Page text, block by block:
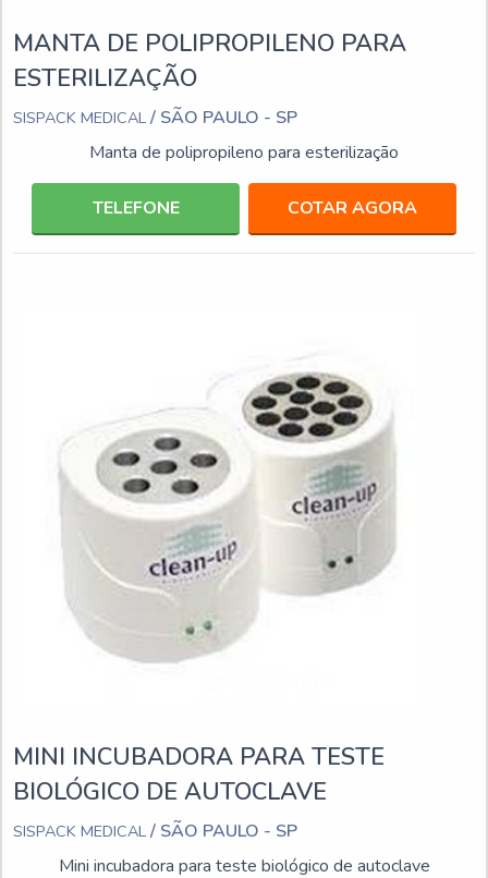
MANTA DE POLIPROPILENO PARA
ESTERILIZAÇÃO
SISPACK MEDICAL / SÃO PAULO - SP
Manta de polipropileno para esterilização
TELEFONE COTAR AGORA
MINI INCUBADORA PARA TESTE
BIOLÓGICO DE AUTOCLAVE
SISPACK MEDICAL / SÃO PAULO - SP
Mini incubadora para teste biológico de autoclave